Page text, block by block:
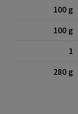
100 g
100 g
1
280 g